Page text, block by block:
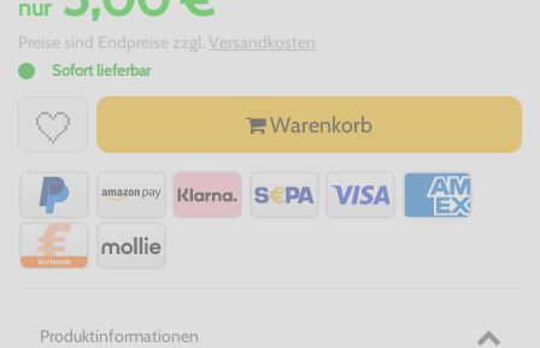
nur
Preise sind Endpreise zzgl. Versandkosten
Sofort lieferbar
Warenkorb
Produktinformationen